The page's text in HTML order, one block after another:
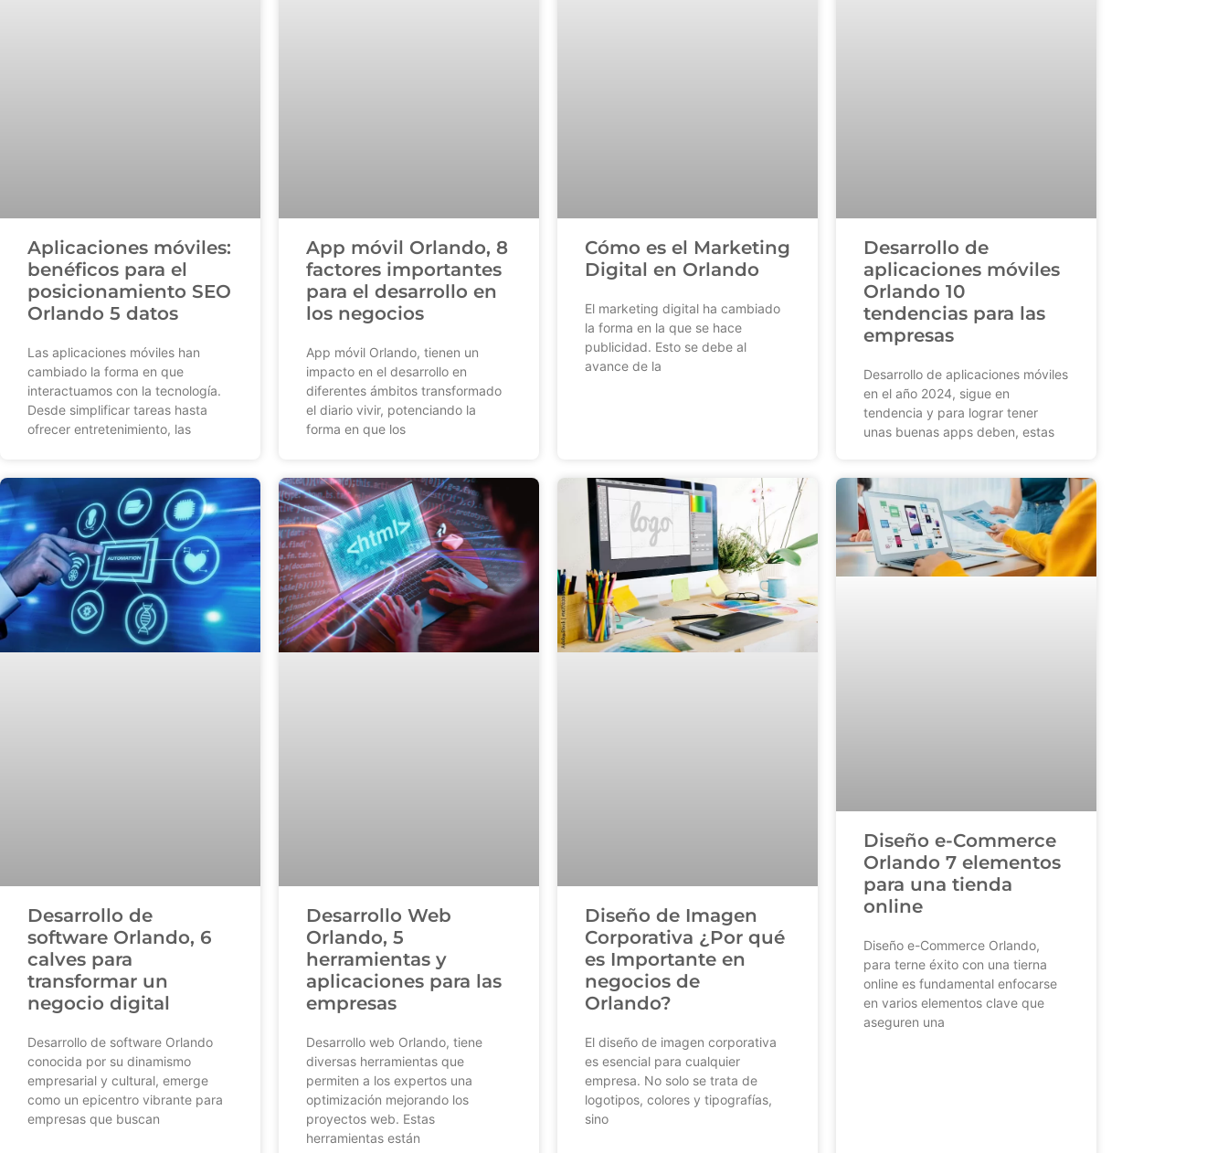
Aplicaciones móviles:
benéficos para el
posicionamiento SEO
Orlando 5 datos
Las aplicaciones móviles han
cambiado la forma en que
interactuamos con la tecnología.
Desde simplificar tareas hasta
ofrecer entretenimiento, las
App móvil Orlando, 8
factores importantes
para el desarrollo en
los negocios
App móvil Orlando, tienen un
impacto en el desarrollo en
diferentes ámbitos transformado
el diario vivir, potenciando la
forma en que los
Cómo es el Marketing
Digital en Orlando
El marketing digital ha cambiado
la forma en la que se hace
publicidad. Esto se debe al
avance de la
Desarrollo de
aplicaciones móviles
Orlando 10
tendencias para las
empresas
Desarrollo de aplicaciones móviles
en el año 2024, sigue en
tendencia y para lograr tener
unas buenas apps deben, estas
Desarrollo de
software Orlando, 6
calves para
transformar un
negocio digital
Desarrollo de software Orlando
conocida por su dinamismo
empresarial y cultural, emerge
como un epicentro vibrante para
empresas que buscan
Desarrollo Web
Orlando, 5
herramientas y
aplicaciones para las
empresas
Desarrollo web Orlando, tiene
diversas herramientas que
permiten a los expertos una
optimización mejorando los
proyectos web. Estas
herramientas están
Diseño de Imagen
Corporativa ¿Por qué
es Importante en
negocios de
Orlando?
El diseño de imagen corporativa
es esencial para cualquier
empresa. No solo se trata de
logotipos, colores y tipografías,
sino
Diseño e-Commerce
Orlando 7 elementos
para una tienda
online
Diseño e-Commerce Orlando,
para terne éxito con una tierna
online es fundamental enfocarse
en varios elementos clave que
aseguren una